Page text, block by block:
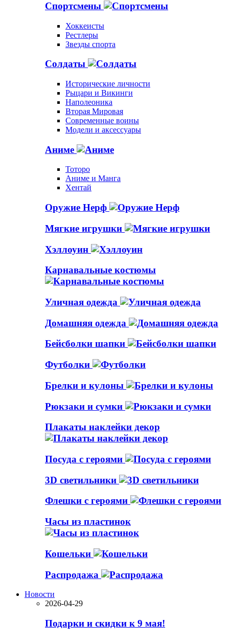
Спортсмены
Хоккеисты
Рестлеры
Звезды спорта
Солдаты
Исторические личности
Рыцари и Викинги
Наполеоника
Вторая Мировая
Современные воины
Модели и аксессуары
Аниме
Тоторо
Аниме и Манга
Хентай
Оружие Нерф
Мягкие игрушки
Хэллоуин
Карнавальные костюмы
Уличная одежда
Домашняя одежда
Бейсболки шапки
Футболки
Брелки и кулоны
Рюкзаки и сумки
Плакаты наклейки декор
Посуда с героями
3D светильники
Флешки с героями
Часы из пластинок
Кошельки
Распродажа
Новости
2026-04-29
Подарки и скидки к 9 мая!